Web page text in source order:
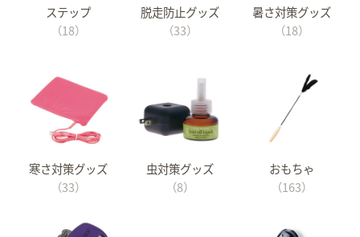
ステップ
（18）
脱走防止グッズ
（33）
暑さ対策グッズ
（18）
寒さ対策グッズ
（33）
虫対策グッズ
（8）
おもちゃ
（163）